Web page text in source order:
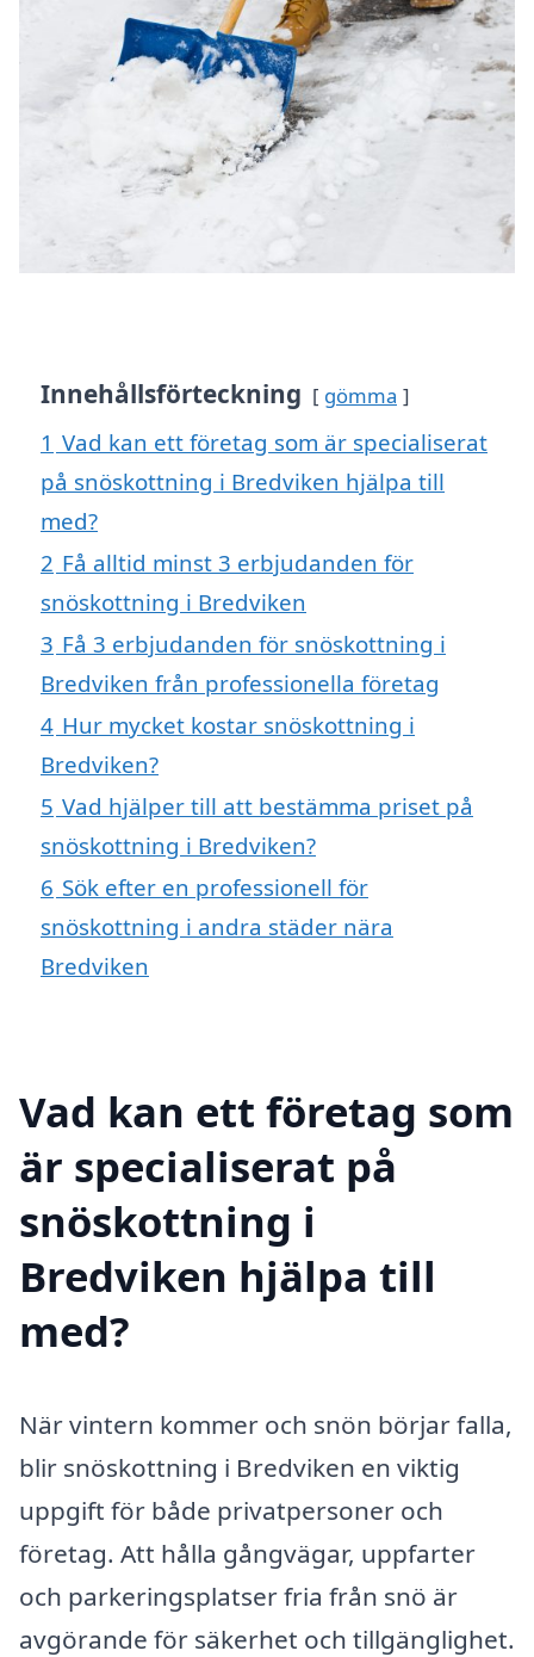
Innehållsförteckning gömma
1 Vad kan ett företag som är specialiserat
på snöskottning i Bredviken hjälpa till
med?
2 Få alltid minst 3 erbjudanden för
snöskottning i Bredviken
3 Få 3 erbjudanden för snöskottning i
Bredviken från professionella företag
4 Hur mycket kostar snöskottning i
Bredviken?
5 Vad hjälper till att bestämma priset på
snöskottning i Bredviken?
6 Sök efter en professionell för
snöskottning i andra städer nära
Bredviken
Vad kan ett företag som
är specialiserat på
snöskottning i
Bredviken hjälpa till
med?
När vintern kommer och snön börjar falla,
blir snöskottning i Bredviken en viktig
uppgift för både privatpersoner och
företag. Att hålla gångvägar, uppfarter
och parkeringsplatser fria från snö är
avgörande för säkerhet och tillgänglighet.